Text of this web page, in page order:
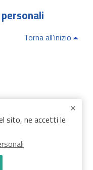
Torna all'inizio
sito, ne accetti le